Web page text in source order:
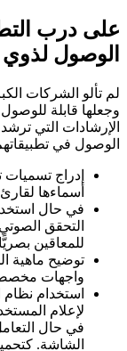
درب
لذوي
تألو الشركات
قابلة للوصول
التي ترشد
في تطبيقاتهم.
إدراج تسميات
أسماءها لقارئ
للمعاقين بصريًّا.
توضيح ماهية
واجهات مخصصة،
لإعلام
الشاشة.